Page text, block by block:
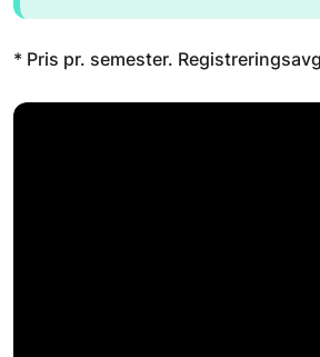
* Pris pr. semester.